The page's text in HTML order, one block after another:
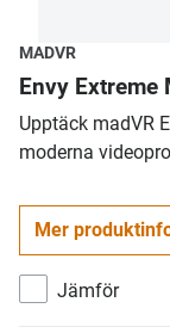
MADVR
Envy Extreme
Upptäck madVR
moderna
Mer
Jämför